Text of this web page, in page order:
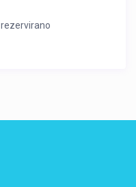
rezervirano